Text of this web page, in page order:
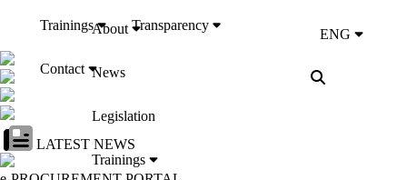
Trainings Transparency
Contact
ENG
LATEST NEWS
About
News
Legislation
Trainings